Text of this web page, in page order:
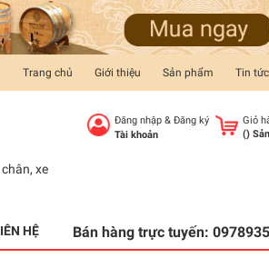
Trang chủ Giới thiệu Sản phẩm Tin tức
, xe
Đăng nhập& Đăng ký
Tài khoản
Giỏ
()
HỆ Bán hàng trực tuyến: